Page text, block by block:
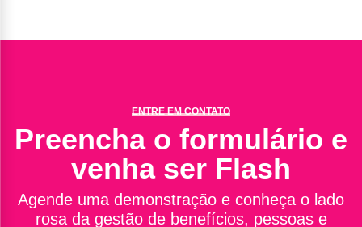
ENTRE EM CONTATO
Preencha o formulário e
venha ser Flash
Agende uma demonstração e conheça o lado
rosa da gestão de benefícios, pessoas e